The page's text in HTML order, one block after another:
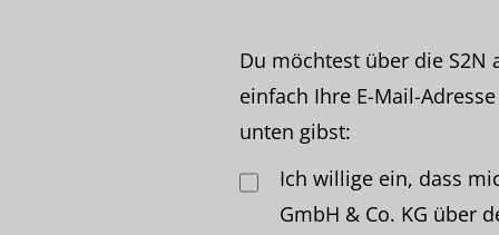
Du möchtest über die S2N
einfach Ihre E-Mail-
unten gibst:
Ich willige ein, dass
GmbH & Co. KG über